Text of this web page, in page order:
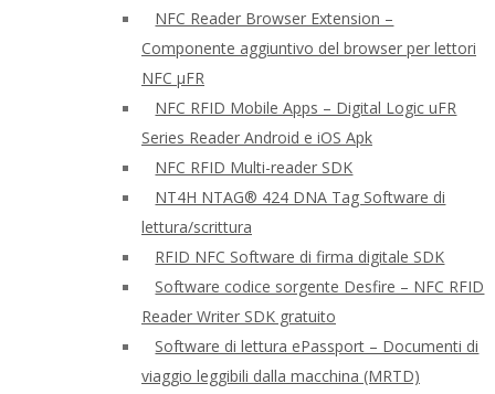
NFC Reader Browser Extension –
Componente aggiuntivo del browser per lettori
NFC μFR
NFC RFID Mobile Apps – Digital Logic uFR
Series Reader Android e iOS Apk
NFC RFID Multi-reader SDK
NT4H NTAG® 424 DNA Tag Software di
lettura/scrittura
RFID NFC Software di firma digitale SDK
Software codice sorgente Desfire – NFC RFID
Reader Writer SDK gratuito
Software di lettura ePassport – Documenti di
viaggio leggibili dalla macchina (MRTD)